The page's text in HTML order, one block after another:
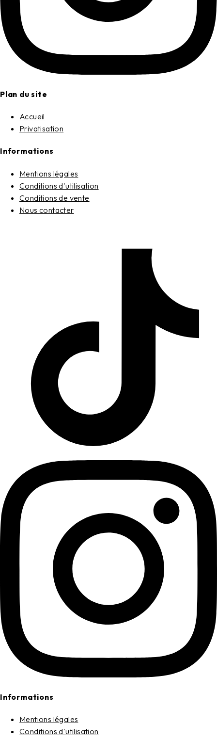
Plan du site
Accueil
Privatisation
Informations
Mentions légales
Conditions d'utilisation
Conditions de vente
Nous contacter
Informations
Mentions légales
Conditions d'utilisation